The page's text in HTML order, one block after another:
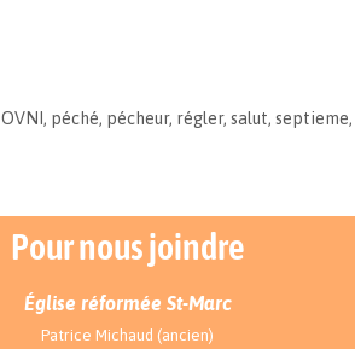
OVNI , péché, pécheur, régler, salut, septieme,
Pour nous joindre
Église réformée St-Marc
Patrice Michaud (ancien)